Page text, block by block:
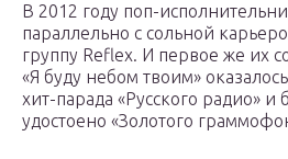
В 2012 году поп-
параллельно с сольной
группу Reflex. И первое же их
«Я буду небом твоим»
хит-парада «Русского радио»
удостоено «Золотого